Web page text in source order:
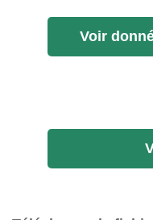
Voir